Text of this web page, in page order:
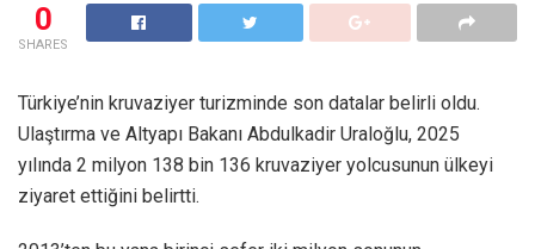
0
SHARES
Türkiye’nin kruvaziyer turizminde son datalar belirli oldu.
Ulaştırma ve Altyapı Bakanı Abdulkadir Uraloğlu, 2025
yılında 2 milyon 138 bin 136 kruvaziyer yolcusunun ülkeyi
ziyaret ettiğini belirtti.